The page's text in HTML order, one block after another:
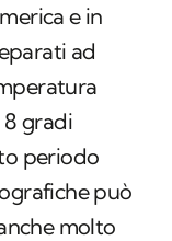
e in
ad
8 gradi
periodo
può
molto